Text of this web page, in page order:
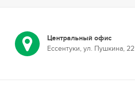
Центральный офис
Ессентуки, ул. Пушкина, 22